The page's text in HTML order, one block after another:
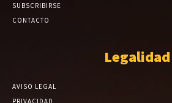
SUBSCRIBIRSE
CONTACTO
Legalidad
AVISO LEGAL
PRIVACIDAD